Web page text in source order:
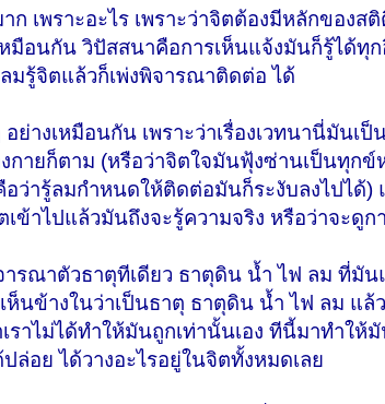
เพราะอะไร เพราะว่าจิตต้องมีหลักของ
มือนกัน วิปัสสนาคือการเห็นแจ้งมันก็รู้ได้ทุ
มรู้จิตแล้วก็เพ่งพิจารณาติดต่อ ได้
ย่างเหมือนกัน เพราะว่าเรื่องเวทนานี่มันเ
กายก็ตาม (หรือว่าจิตใจมันฟุ้งซ่านเป็นทุกข์
ารู้ลมกำหนดให้ติดต่อมันก็ระงับลงไปได้)
ข้าไปแล้วมันถึงจะรู้ความจริง หรือว่าจะดูก
ารณาตัวธาตุทีเดียว ธาตุดิน น้ำ ไฟ ลม ที่มั
ห็นข้างในว่าเป็นธาตุ ธาตุดิน น้ำ ไฟ ลม แล้
ราไม่ได้ทำให้มันถูกเท่านั้นเอง ทีนี้มาทำให้
อย ได้วางอะไรอยู่ในจิตทั้งหมดเลย